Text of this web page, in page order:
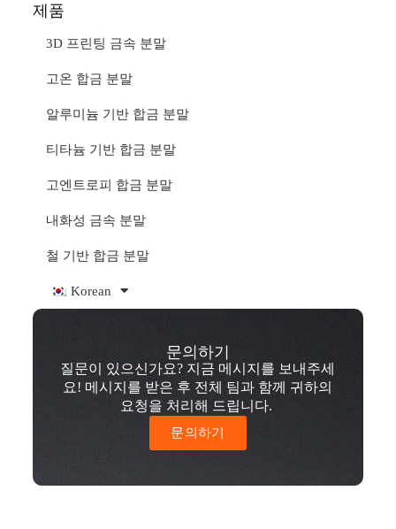
제품
3D 프린팅 금속 분말
고온 합금 분말
알루미늄 기반 합금 분말
티타늄 기반 합금 분말
고엔트로피 합금 분말
내화성 금속 분말
철 기반 합금 분말
Korean
문의하기
질문이 있으신가요? 지금 메시지를 보내주세
요! 메시지를 받은 후 전체 팀과 함께 귀하의
요청을 처리해 드립니다.
문의하기